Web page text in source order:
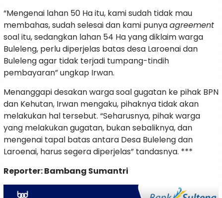
“Mengenai lahan 50 Ha itu, kami sudah tidak mau
membahas, sudah selesai dan kami punyaagreement
soal itu, sedangkan lahan 54 Ha yang diklaim warga
Buleleng, perlu diperjelas batas desa Laroenai dan
Buleleng agar tidak terjadi tumpang-tindih
pembayaran” ungkap Irwan.
Menanggapi desakan warga soal gugatan ke pihak BPN
dan Kehutan, Irwan mengaku, pihaknya tidak akan
melakukan hal tersebut. “Seharusnya, pihak warga
yang melakukan gugatan, bukan sebaliknya, dan
mengenai tapal batas antara Desa Buleleng dan
Laroenai, harus segera diperjelas” tandasnya. ***
Reporter: Bambang Sumantri